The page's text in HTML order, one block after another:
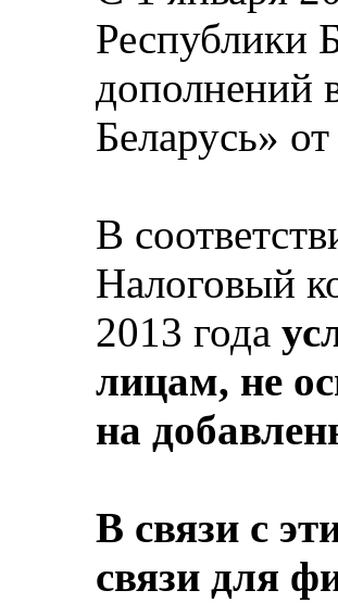
Республики
дополнений
Беларусь»
В
Налоговый
2013 года
лицам, не
на
В связи с
связи для